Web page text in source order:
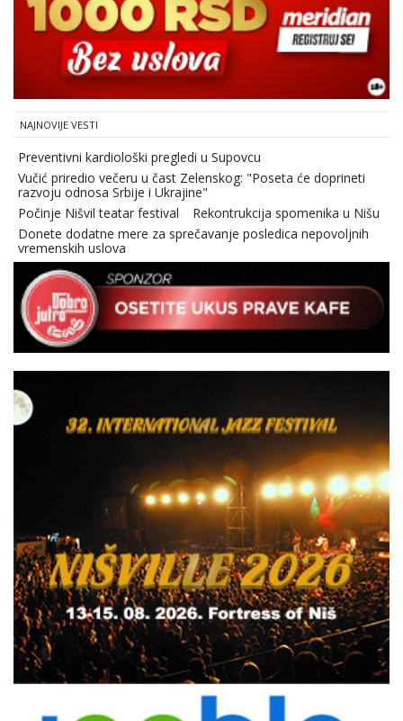
NAJNOVIJE VESTI
Preventivni kardiološki pregledi u Supovcu
Vučić priredio večeru u čast Zelenskog: "Poseta će doprineti
razvoju odnosa Srbije i Ukrajine"
Počinje Nišvil teatar festival
Rekontrukcija spomenika u Nišu
Donete dodatne mere za sprečavanje posledica nepovoljnih
vremenskih uslova